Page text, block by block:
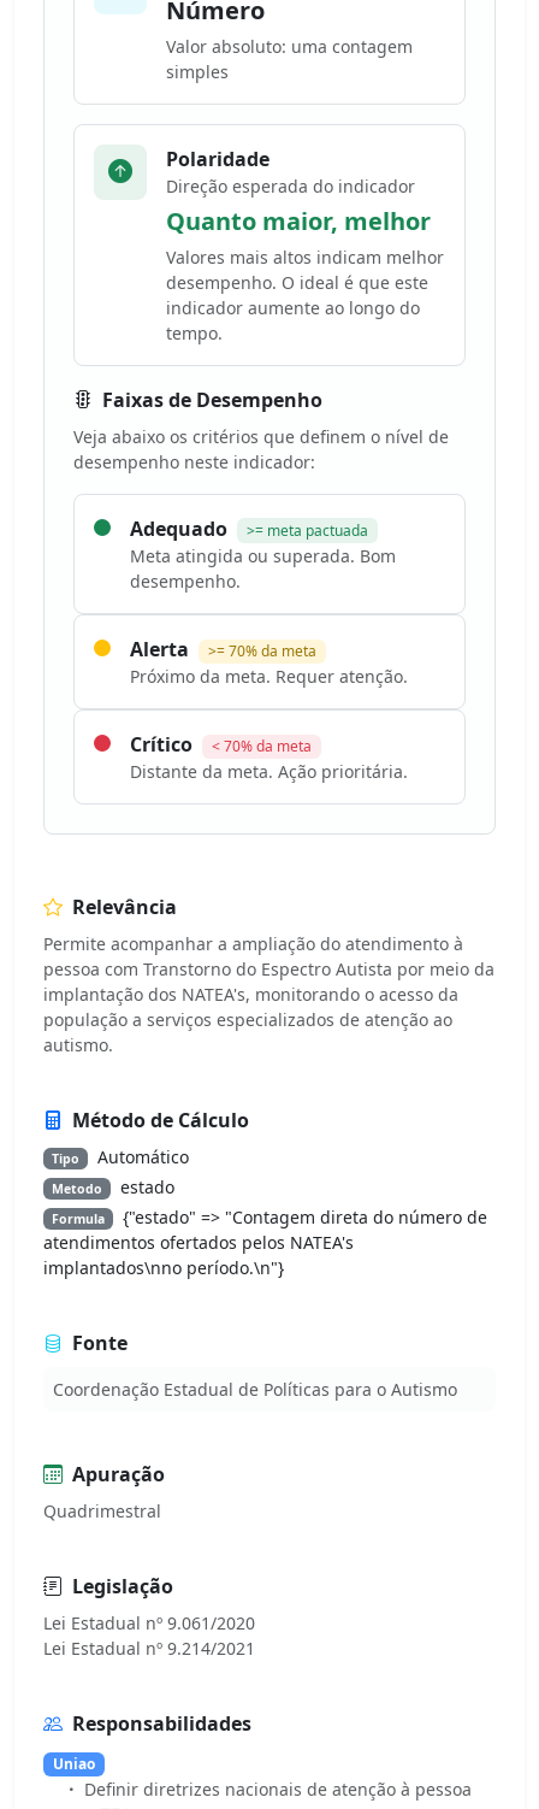
Número
Valor absoluto: uma contagem
simples
Polaridade
Direção esperada do indicador
Quanto maior, melhor
Valores mais altos indicam melhor
desempenho. O ideal é que este
indicador aumente ao longo do
tempo.
Faixas de Desempenho
Veja abaixo os critérios que definem o nível de
desempenho neste indicador:
Adequado >= meta pactuada
Meta atingida ou superada. Bom
desempenho.
Alerta >= 70% da meta
Próximo da meta. Requer atenção.
Crítico < 70% da meta
Distante da meta. Ação prioritária.
Relevância
Permite acompanhar a ampliação do atendimento à
pessoa com Transtorno do Espectro Autista por meio da
implantação dos NATEA's, monitorando o acesso da
população a serviços especializados de atenção ao
autismo.
Método de Cálculo
Tipo Automático
Metodo estado
Formula
{"estado" => "Contagem direta do número de
atendimentos ofertados pelos NATEA's
implantados\nno período.\n"}
Fonte
Coordenação Estadual de Políticas para o Autismo
Apuração
Quadrimestral
Legislação
Lei Estadual nº 9.061/2020
Responsabilidades
Uniao
Definir diretrizes nacionais de atenção à pessoa